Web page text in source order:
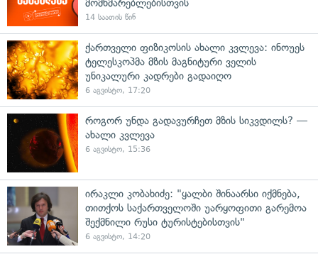
მომხმარებლებისთვის
14 საათის წინ
ქართველი ფიზიკოსის ახალი კვლევა: ინოუეს
ტელესკოპმა მზის მაგნიტური ველის
უნიკალური კადრები გადაიღო
6 აგვისტო, 17:20
როგორ უნდა გადავურჩეთ მზის სიკვდილს? —
ახალი კვლევა
6 აგვისტო, 15:36
ირაკლი კობახიძე: "ყალბი შინაარსი იქმნება,
თითქოს საქართველოში უარყოფითი გარემოა
შექმნილი რუსი ტურისტებისთვის"
6 აგვისტო, 14:20